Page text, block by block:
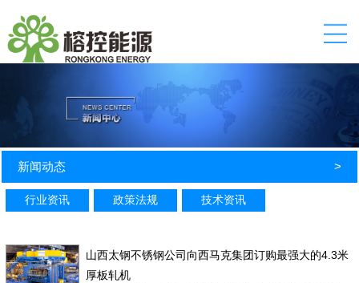
新闻动态 >
行业资讯 政策法规 技术资讯
山西太钢不锈钢公司向西马克集团订购最强大的4.3米
厚板轧机